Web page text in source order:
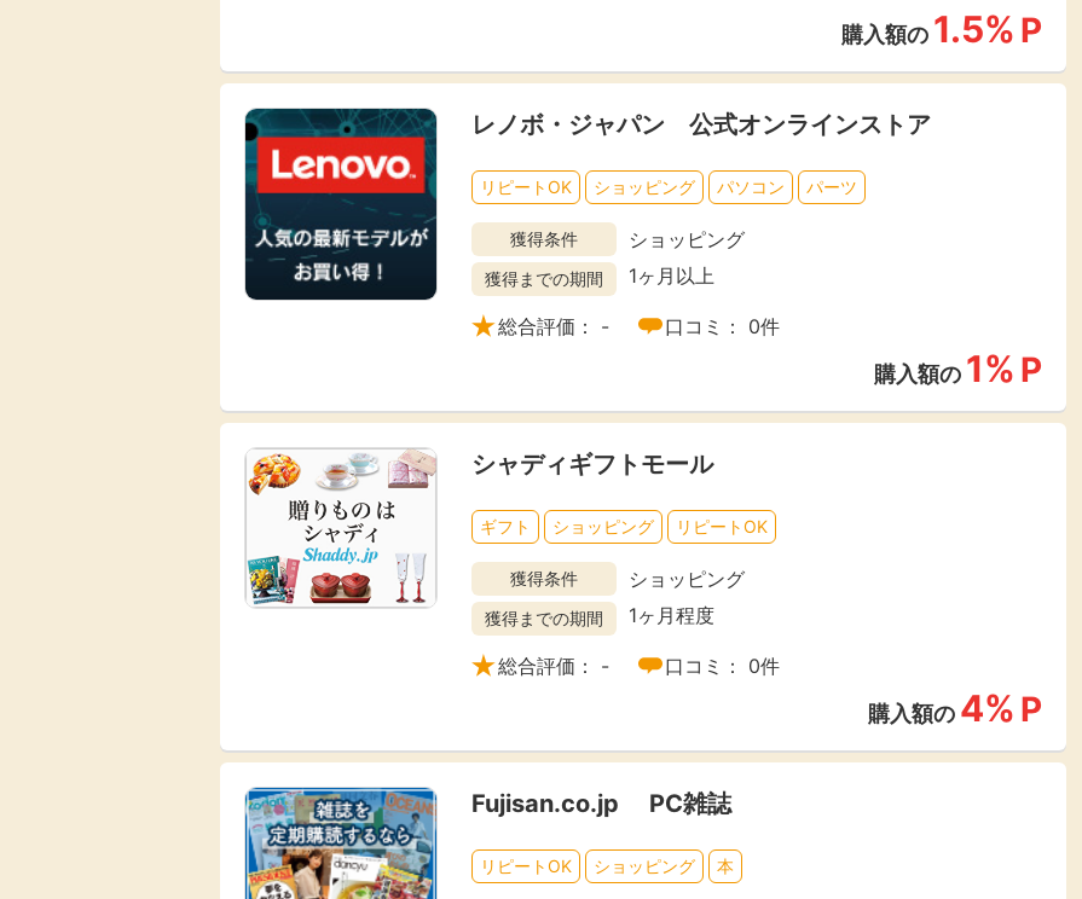
購入額の 1.5% P
レノボ・ジャパン 公式オンラインストア
リピートOK ショッピング パソコン パーツ
獲得条件 ショッピング
獲得までの期間 1ヶ月以上
総合評価： - 口コミ： 0件
購入額の 1% P
シャディギフトモール
ギフト ショッピング リピートOK
獲得条件 ショッピング
獲得までの期間 1ヶ月程度
総合評価： - 口コミ： 0件
購入額の 4% P
Fujisan.co.jp PC雑誌
リピートOK ショッピング 本